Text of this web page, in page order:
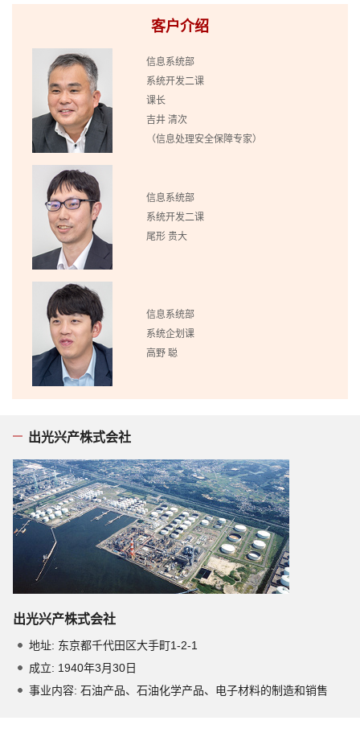
客户介绍
信息系统部
系统开发二课
课长
吉井 清次
（信息处理安全保障专家）
信息系统部
系统开发二课
尾形 贵大
信息系统部
系统企划课
高野 聪
出光兴产株式会社
出光兴产株式会社
地址: 东京都千代田区大手町1-2-1
成立: 1940年3月30日
事业内容: 石油产品、石油化学产品、电子材料的制造和销售